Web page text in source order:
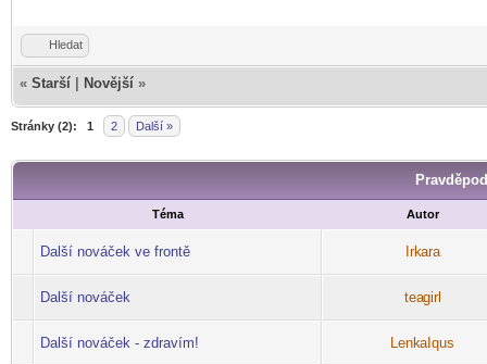
Hledat
« Starší Novější »
Stránky (2): 1 2 Další »
Téma Autor
Další nováček ve frontě Irkara
Další nováček teagirl
Další nováček - zdravím! LenkaIqus